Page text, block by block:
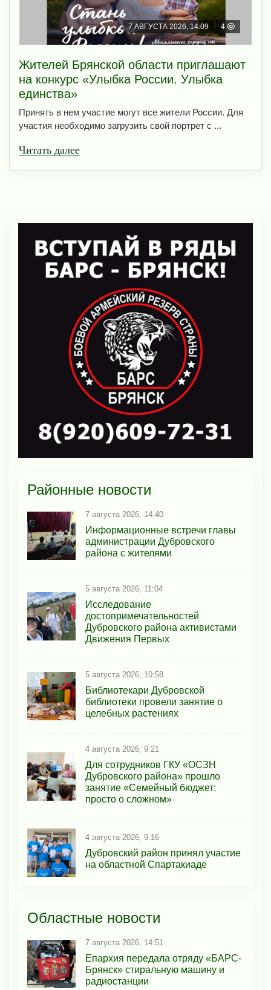
7 АВГУСТА 2026, 14:09 4
Жителей Брянской области приглашают
на конкурс «Улыбка России. Улыбка
единства»
Принять в нем участие могут все жители России. Для
участия необходимо загрузить свой портрет с ...
Читать далее
Районные новости
7 августа 2026, 14:40
Информационные встречи главы
администрации Дубровского
района с жителями
5 августа 2026, 11:04
Исследование
достопримечательностей
Дубровского района активистами
Движения Первых
5 августа 2026, 10:58
Библиотекари Дубровской
библиотеки провели занятие о
целебных растениях
4 августа 2026, 9:21
Для сотрудников ГКУ «ОСЗН
Дубровского района» прошло
занятие «Семейный бюджет:
просто о сложном»
4 августа 2026, 9:16
Дубровский район принял участие
на областной Спартакиаде
Областные новости
7 августа 2026, 14:51
Епархия передала отряду «БАРС-
Брянск» стиральную машину и
радиостанции